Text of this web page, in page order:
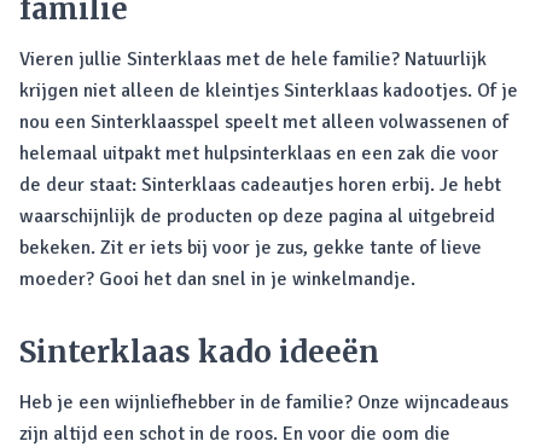
familie
Vieren jullie Sinterklaas met de hele familie? Natuurlijk
krijgen niet alleen de kleintjes Sinterklaas kadootjes. Of je
nou een Sinterklaasspel speelt met alleen volwassenen of
helemaal uitpakt met hulpsinterklaas en een zak die voor
de deur staat: Sinterklaas cadeautjes horen erbij. Je hebt
waarschijnlijk de producten op deze pagina al uitgebreid
bekeken. Zit er iets bij voor je zus, gekke tante of lieve
moeder? Gooi het dan snel in je winkelmandje.
Sinterklaas kado ideeën
Heb je een wijnliefhebber in de familie? Onze wijncadeaus
zijn altijd een schot in de roos. En voor die oom die